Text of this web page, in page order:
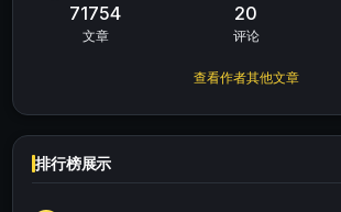
71754
文章
20
评论
查看作者其他文章
排行榜展示